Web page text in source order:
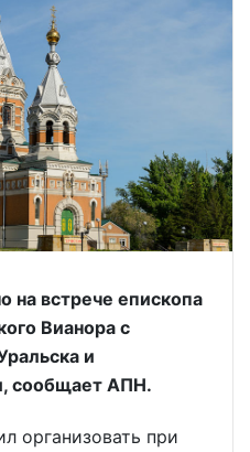
на встрече епископа
Вианора с
и
сообщает АПН.
организовать при